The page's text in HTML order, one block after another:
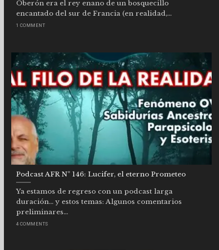
Oberón era el rey enano de un bosquecillo
encantado del sur de Francia (en realidad,...
1 COMMENT
Podcast AFR Nº 146: Lucifer, el eterno Prometeo
Ya estamos de regreso con un podcast larga
duración… y estos temas: Algunos comentarios
preliminares...
4 COMMENTS